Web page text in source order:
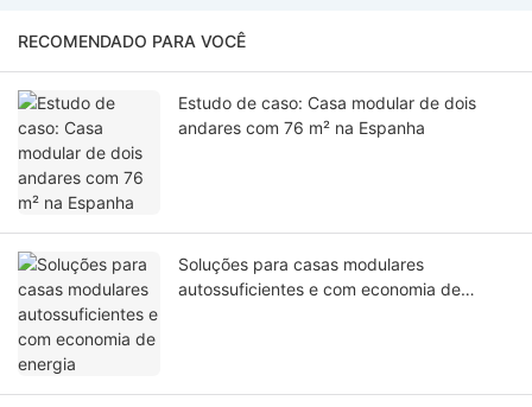
RECOMENDADO PARA VOCÊ
Estudo de caso: Casa modular de dois
andares com 76 m² na Espanha
Soluções para casas modulares
autossuficientes e com economia de